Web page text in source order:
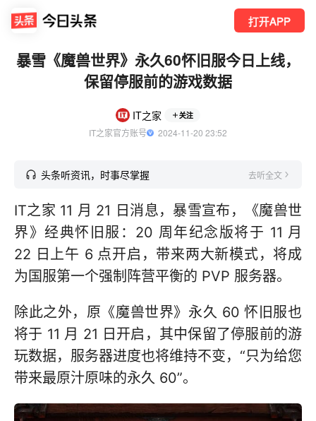
打开APP
暴雪《魔兽世界》永久60怀旧服今日上线，
保留停服前的游戏数据
IT之家 关注
IT之家官方账号
  2024-11-20 23:52
头条听资讯，时事尽掌握 去听全文
IT之家 11 月 21 日消息，暴雪宣布，《魔兽世
界》经典怀旧服：20 周年纪念版将于 11 月
22 日上午 6 点开启，带来两大新模式，将成
为国服第一个强制阵营平衡的 PVP 服务器。
除此之外，原《魔兽世界》永久 60 怀旧服也
将于 11 月 21 日开启，其中保留了停服前的游
玩数据，服务器进度也将维持不变，“只为给您
带来最原汁原味的永久 60”。